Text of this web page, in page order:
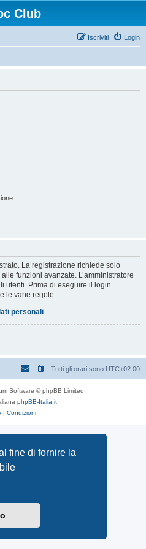
fine di fornire la
Club
Login
Iscriviti
La registrazione richiede solo
funzioni avanzate. L’amministratore
utenti. Prima di eseguire il login
le varie regole.
personali
Tutti gli orari sono UTC+02:00
Software © phpBB Limited
phpBB-Italia.it
| Condizioni